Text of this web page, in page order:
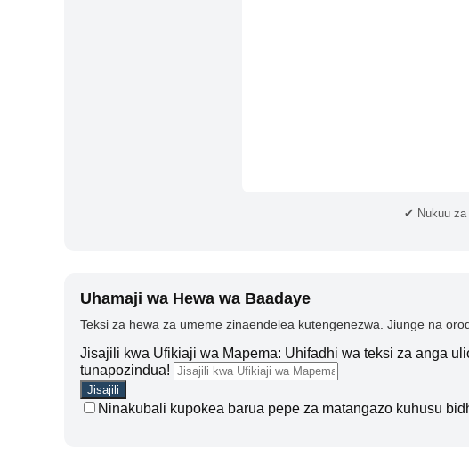
✔ Nukuu za
Uhamaji wa Hewa wa Baadaye
Teksi za hewa za umeme zinaendelea kutengenezwa. Jiunge na
Jisajili kwa Ufikiaji wa Mapema: Uhifadhi wa teksi za anga
tunapozindua!
Ninakubali kupokea barua pepe za matangazo kuhusu